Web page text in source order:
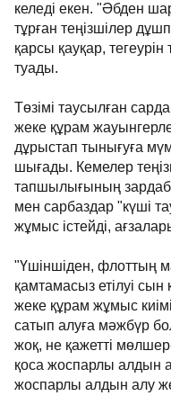
келеді екен. "Әбден
тұрған теңізшілер
қарсы қауқар,
туады.
Төзімі таусылған
жеке құрам
дұрыстап тынығуға
шығады. Кемелер
тапшылығының
мен сарбаздар "күші
жұмыс істейді,
"Үшіншіден, флоттың
қамтамасыз етілуі
жеке құрам жұмыс
сатып алуға мәжбүр
жоқ, не қажетті
қоса жоспарлы алдын
жоспарлы алдын алу